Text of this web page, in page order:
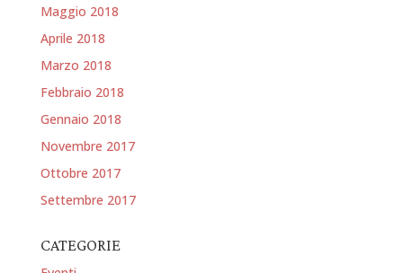
Maggio 2018
Aprile 2018
Marzo 2018
Febbraio 2018
Gennaio 2018
Novembre 2017
Ottobre 2017
Settembre 2017
CATEGORIE